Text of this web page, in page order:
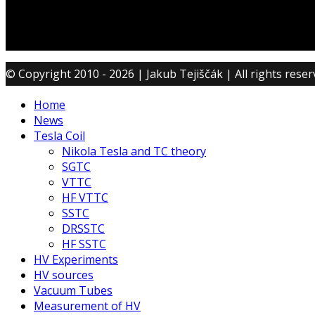
© Copyright 2010 - 2026 | Jakub Tejiščák | All rights
Home
News
Tesla Coil
Nikola Tesla and TC theory
SGTC
VTTC
HF VTTC
SSTC
DRSSTC
HF SSTC
HV Experiments
HV sources
Vacuum Tubes
Measurement of HV